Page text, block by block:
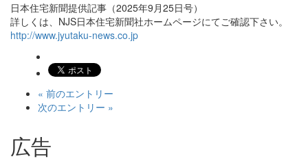
日本住宅新聞提供記事（2025年9月25日号）
詳しくは、NJS日本住宅新聞社ホームページにてご確認下さい。
http://www.jyutaku-news.co.jp
« 前のエントリー
次のエントリー »
広告